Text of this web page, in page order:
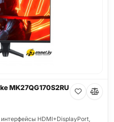
MK27QG170S2RU
интерфейсы HDMI+DisplayPort,